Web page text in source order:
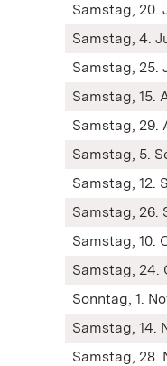
Samstag, 20.
Samstag, 4.
Samstag, 25.
Samstag, 15.
Samstag, 29.
Samstag, 5.
Samstag, 12.
Samstag, 26.
Samstag, 10.
Samstag, 24.
Sonntag, 1.
Samstag, 14.
Samstag, 28.